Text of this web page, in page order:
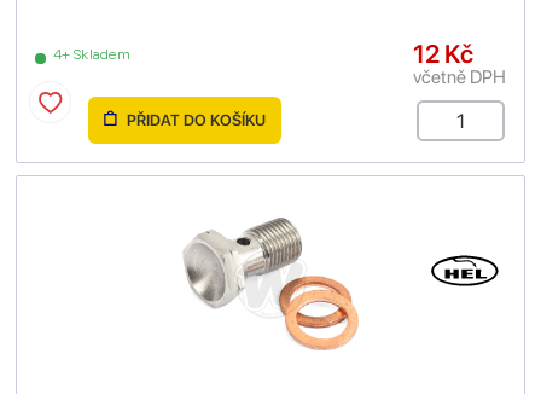
4+ Skladem 12 Kč
včetně DPH
PŘIDAT DO KOŠÍKU